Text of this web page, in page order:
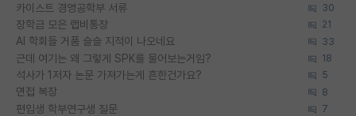
카이스트 경영공학부 서류 30
장학금 모은 랩비통장 21
AI 학회들 거품 슬슬 지적이 나오네요 33
근데 여기는 왜 그렇게 SPK를 물어보는거임? 18
석사가 1저자 논문 가져가는게 흔한건가요? 5
면접 복장 8
편입생 학부연구생 질문 7